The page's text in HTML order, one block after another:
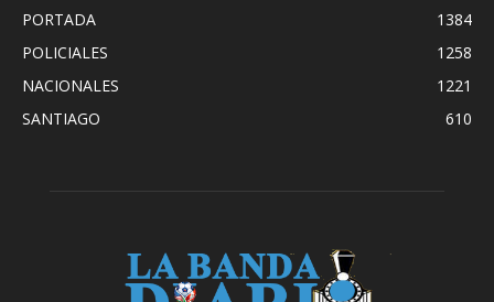
PORTADA
1384
POLICIALES
1258
NACIONALES
1221
SANTIAGO
610